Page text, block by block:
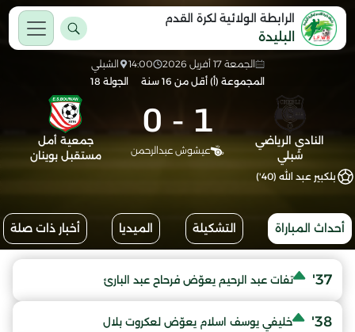
الرابطة الولائية لكرة القدم
البليدة
الجمعة 17 أفريل 2026 14:00
الشبلي
المجموعة (أ) أقل من 16 سنة
الجولة 18
النادي الرياضي
شبلي
1
-
0
عيشوش عبدالرحمن
جمعية أمل
مستقبل بوينان
بلكبير عبد الله (40')
أحداث المباراة التشكيلة الميديا أخبار ذات صلة
37' تفات عبد الرحيم يعوّض فرحاح عبد البارئ
38' خليفي يوسف اسلام يعوّض لعكروت بلال